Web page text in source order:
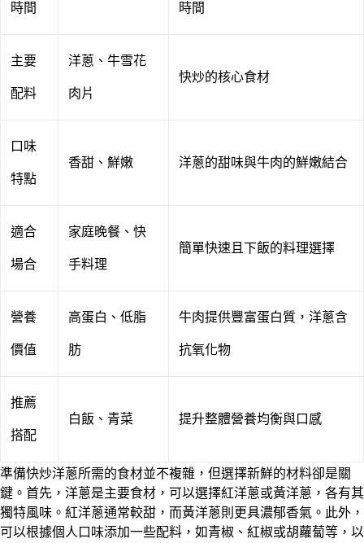
時間 時間
主要
配料
洋蔥、牛雪花
肉片
快炒的核心食材
口味
特點
香甜、鮮嫩 洋蔥的甜味與牛肉的鮮嫩結合
適合
場合
家庭晚餐、快
手料理
簡單快速且下飯的料理選擇
營養
價值
高蛋白、低脂
肪
牛肉提供豐富蛋白質，洋蔥含
抗氧化物
推薦
搭配
白飯、青菜 提升整體營養均衡與口感
準備快炒洋蔥所需的食材並不複雜，但選擇新鮮的材料卻是關
鍵。首先，洋蔥是主要食材，可以選擇紅洋蔥或黃洋蔥，各有其
獨特風味。紅洋蔥通常較甜，而黃洋蔥則更具濃郁香氣。此外，
可以根據個人口味添加一些配料，如青椒、紅椒或胡蘿蔔等，以